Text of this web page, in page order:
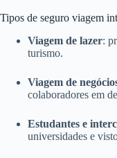
Tipos de seguro viagem
Viagem de lazer:
turismo.
Viagem de
colaboradores em
Estudantes e
universidades e